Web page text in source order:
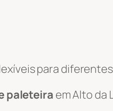
para
paleteira em Alto da